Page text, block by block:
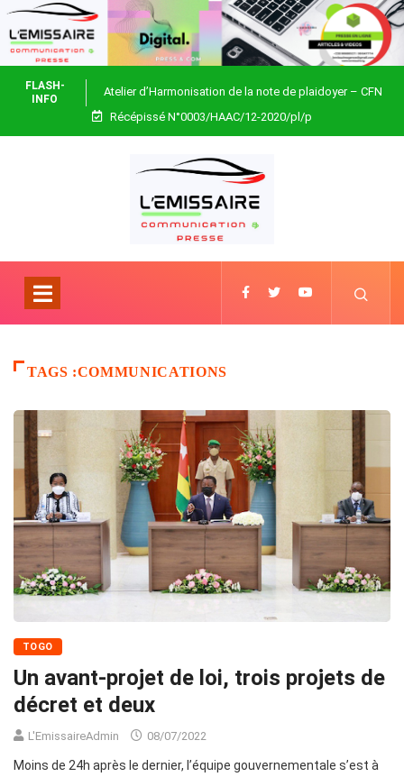
FLASH-
INFO
Atelier d’Harmonisation de la note de plaidoyer – CFN
Togo
Récépissé N°0003/HAAC/12-2020/pl/p
TAGS :COMMUNICATIONS
TOGO
Un avant-projet de loi, trois projets de
décret et deux
L'EmissaireAdmin 08/07/2022
Moins de 24h après le dernier, l’équipe gouvernementale s’est à